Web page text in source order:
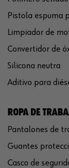
Pistola espuma
Limpiador de
Convertidor de
Silicona neutra
Aditivo para
ROPA DE
Pantalones de
Guantes
Casco de